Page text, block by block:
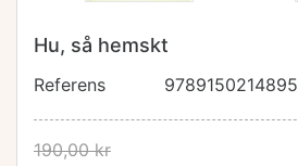
Hu, så hemskt
Referens 9789150214895
190,00 kr